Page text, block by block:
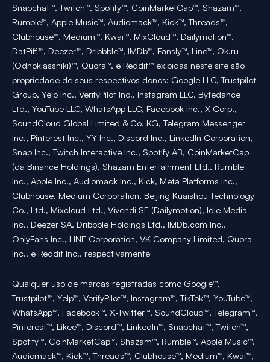
Snapchat™, Twitch™, Spotify™, CoinMarketCap™, Shazam™,
Rumble™, Apple Music™, Audiomack™, Kick™, Threads™,
Clubhouse™, Medium™, Kwai™, MixCloud™, Dailymotion™,
DatPiff™, Deezer™, Dribbble™, IMDb™, Fansly™, Line™, Ok.ru
(Odnoklassniki)™, Quora™, e Reddit™ exibidas neste site são
propriedade de seus respectivos donos: Google LLC, Trustpilot
Group, Yelp Inc., VerifyPilot Inc., Instagram LLC, Bytedance
Ltd., YouTube LLC, WhatsApp LLC, Facebook Inc., X Corp.,
SoundCloud Global Limited & Co. KG, Telegram Messenger
Inc., Pinterest Inc., YY Inc., Discord Inc., LinkedIn Corporation,
Snap Inc., Twitch Interactive Inc., Spotify AB, CoinMarketCap
(da Binance Holdings), Shazam Entertainment Ltd., Rumble
Inc., Apple Inc., Audiomack Inc., Kick, Meta Platforms Inc.,
Clubhouse, Medium Corporation, Beijing Kuaishou Technology
Co., Ltd., Mixcloud Ltd., Vivendi SE (Dailymotion), Idle Media
Inc., Deezer SA, Dribbble Holdings Ltd., IMDb.com Inc.,
OnlyFans Inc., LINE Corporation, VK Company Limited, Quora
Inc., e Reddit Inc., respectivamente
Qualquer uso de marcas registradas como Google™,
Trustpilot™, Yelp™, VerifyPilot™, Instagram™, TikTok™, YouTube™,
WhatsApp™, Facebook™, X-Twitter™, SoundCloud™, Telegram™,
Pinterest™, Likee™, Discord™, LinkedIn™, Snapchat™, Twitch™,
Spotify™, CoinMarketCap™, Shazam™, Rumble™, Apple Music™,
Audiomack™, Kick™, Threads™, Clubhouse™, Medium™, Kwai™,